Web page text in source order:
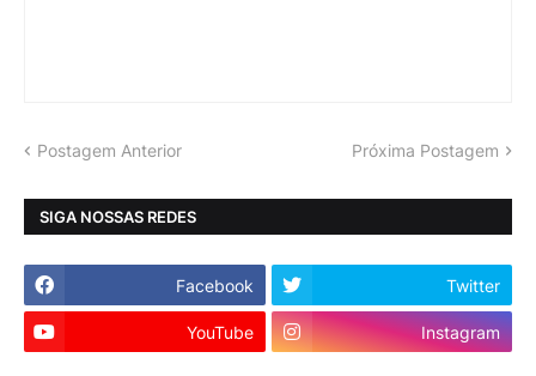
Postagem Anterior Próxima Postagem
SIGA NOSSAS REDES
Facebook Twitter
YouTube Instagram